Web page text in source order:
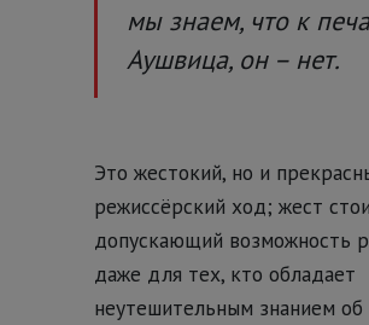
мы знаем, что к
Аушвица, он – нет.
Это жестокий, но и
режиссёрский ход; жест
допускающий возможность
даже для тех, кто обладает
неутешительным знанием об